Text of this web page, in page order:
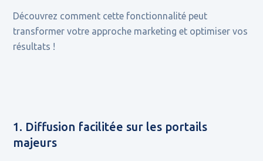
Découvrez comment cette fonctionnalité peut
transformer votre approche marketing et optimiser vos
résultats !
1. Diffusion facilitée sur les portails
majeurs